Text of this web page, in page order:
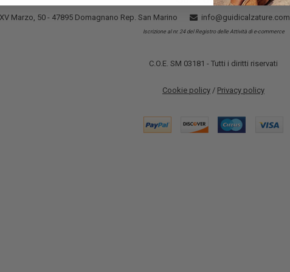
Marzo, 50 - 47895 Domagnano Rep. San Marino info@guidicalzature.com
Iscrizione al nr. 24 del Registro delle Attività di e-commerce
C.O.E. SM 03181 - Tutti i diritti riservati
Cookie policy / Privacy policy